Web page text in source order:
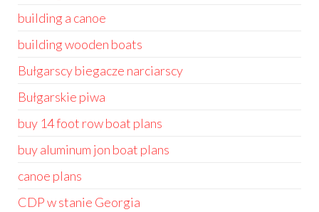
building a canoe
building wooden boats
Bułgarscy biegacze narciarscy
Bułgarskie piwa
buy 14 foot row boat plans
buy aluminum jon boat plans
canoe plans
CDP w stanie Georgia